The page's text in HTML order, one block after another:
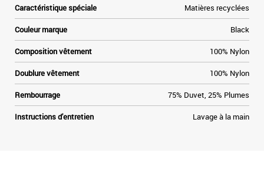
Caractéristique spéciale Matières recyclées
Couleur marque Black
Composition vêtement 100% Nylon
Doublure vêtement 100% Nylon
Rembourrage 75% Duvet, 25% Plumes
Instructions d'entretien Lavage à la main